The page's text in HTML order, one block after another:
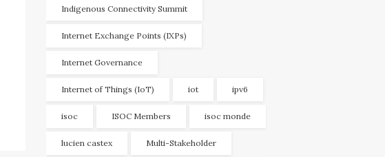
Indigenous Connectivity Summit
Internet Exchange Points (IXPs)
Internet Governance
Internet of Things (IoT) iot ipv6
isoc ISOC Members isoc monde
lucien castex Multi-Stakeholder